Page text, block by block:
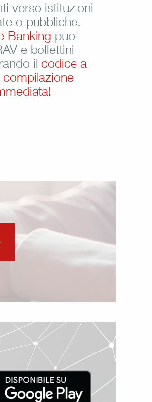
verso istituzioni
o pubbliche.
Banking puoi
e bollettini
il codice a
compilazione